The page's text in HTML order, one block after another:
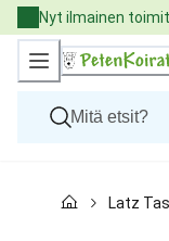
Skip
to
Content
Nyt ilmainen
Kissat
Latz